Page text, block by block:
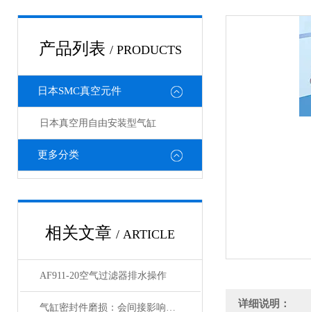
产品列表 / PRODUCTS
日本SMC真空元件
日本真空用自由安装型气缸
更多分类
相关文章 / ARTICLE
AF911-20空气过滤器排水操作
气缸密封件磨损：会间接影响电磁阀与锁定阀的性能吗 详细说明：